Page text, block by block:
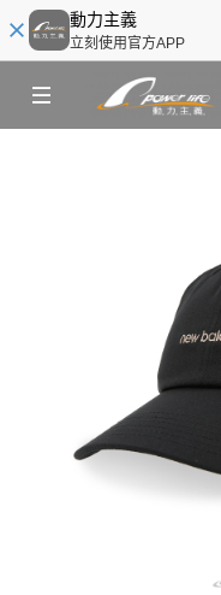
動力主義
立刻使用官方APP